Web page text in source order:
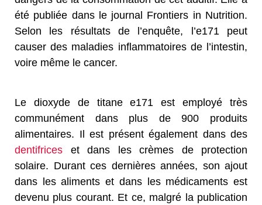
été publiée dans le journal Frontiers in Nutrition.
Selon les résultats de l’enquête, l’e171 peut
causer des maladies inflammatoires de l’intestin,
voire même le cancer.
Le dioxyde de titane e171 est employé très
communément dans plus de 900 produits
alimentaires. Il est présent également dans des
dentifrices et dans les crèmes de protection
solaire. Durant ces dernières années, son ajout
dans les aliments et dans les médicaments est
devenu plus courant. Et ce, malgré la publication